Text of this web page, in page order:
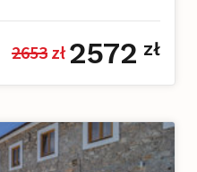
2653 zł 2572 zł